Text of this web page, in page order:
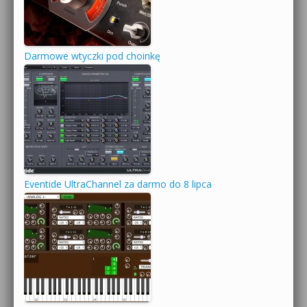
Darmowe wtyczki pod choinkę
Eventide UltraChannel za darmo do 8 lipca